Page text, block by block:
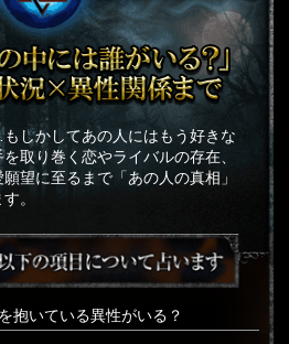
しかしてあの人にはもう好きな
取り巻く恋やライバルの存在、
望に至るまで「あの人の真相」
。
抱いている異性がいる？